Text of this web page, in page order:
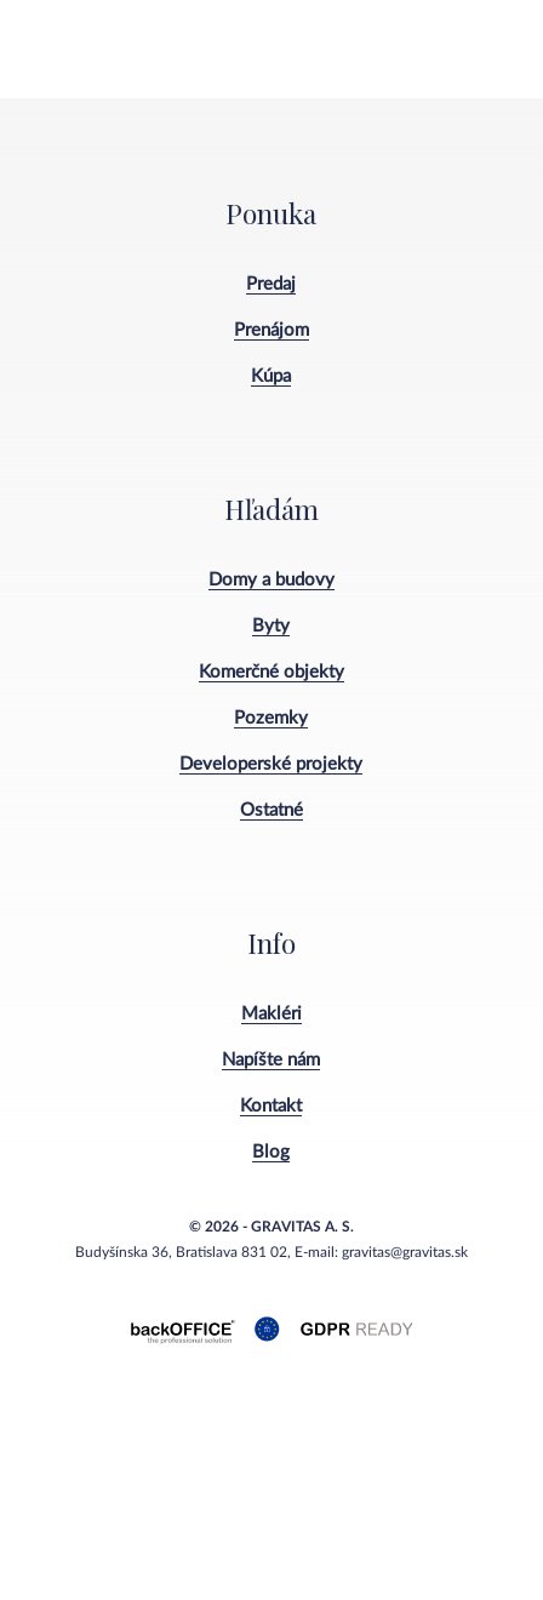
Ponuka
Predaj
Prenájom
Kúpa
Hľadám
Domy a budovy
Byty
Komerčné objekty
Pozemky
Developerské projekty
Ostatné
Info
Makléri
Napíšte nám
Kontakt
Blog
© 2026 - GRAVITAS A. S.
Budyšínska 36, Bratislava 831 02, E-mail: gravitas@gravitas.sk